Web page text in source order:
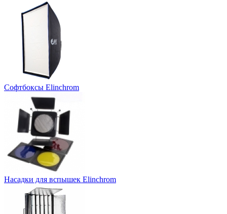
Софтбоксы Elinchrom
Насадки для вспышек Elinchrom